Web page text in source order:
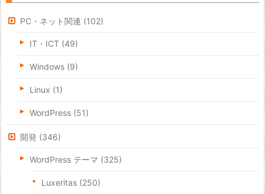
PC・ネット関連 (102)
IT・ICT (49)
Windows (9)
Linux (1)
WordPress (51)
開発 (346)
WordPress テーマ (325)
Luxeritas (250)